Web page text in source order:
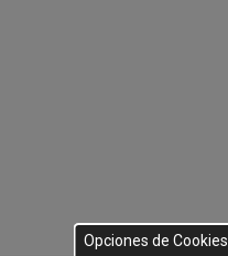
Opciones de Cookies